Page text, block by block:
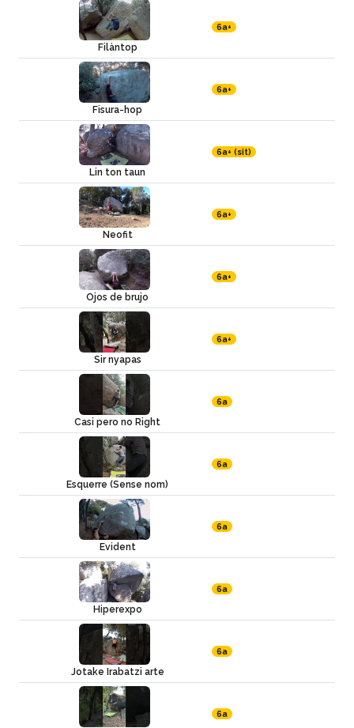
Filàntop
6a+
Fisura-hop
6a+
Lin ton taun
6a+ (sit)
Neofit
6a+
Ojos de brujo
6a+
Sir nyapas
6a+
Casi pero no Right
6a
Esquerre (Sense nom)
6a
Evident
6a
Hiperexpo
6a
Jotake Irabatzi arte
6a
6a